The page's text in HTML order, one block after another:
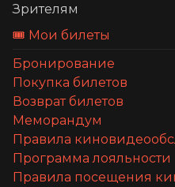
Зрителям
🎟️ Мои билеты
Бронирование
Покупка билетов
Возврат билетов
Меморандум
Правила
Программа лояльности
Правила посещения